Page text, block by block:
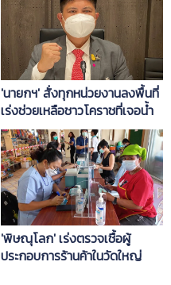
'นายกฯ' สั่งทุกหน่วยงานลงพื้นที่
เร่งช่วยเหลือชาวโคราชที่เจอน้ำ
ท่วม
'พิษณุโลก' เร่งตรวจเชื้อผู้
ประกอบการร้านค้าในวัดใหญ่